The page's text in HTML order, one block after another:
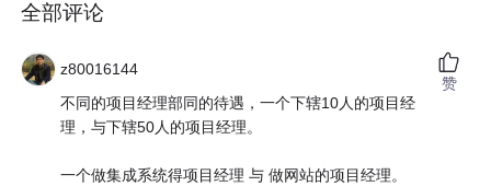
全部评论
z80016144
不同的项目经理部同的待遇，一个下辖10人的项目经
理，与下辖50人的项目经理。
一个做集成系统得项目经理 与 做网站的项目经理。
赞